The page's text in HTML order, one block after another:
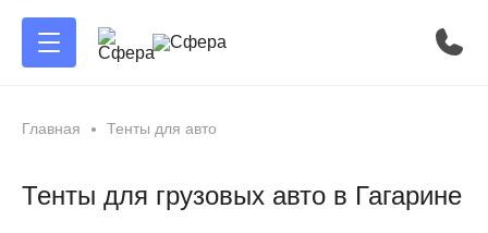
Главная Тенты для авто
Тенты для грузовых авто в Гагарине